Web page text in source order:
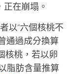
在崩塌。
以“六個核桃不
通過成分換算
核桃，若以卵
脂肪含量推算